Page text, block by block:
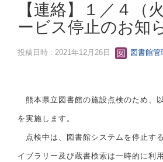
【連絡】１／４（
ービス停止のお知
投稿日時 : 2021年12月26日 図書館管
熊本県立図書館の施設点検のため、
を実施します。
点検中は、図書館システムを停止す
イブラリー及び蔵書検索は一時的に利